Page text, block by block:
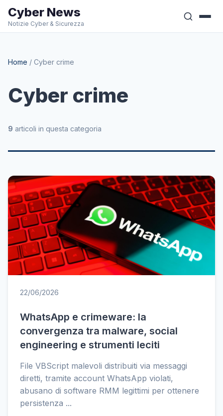
Cyber News
Notizie Cyber & Sicurezza
Home / Cyber crime
Cyber crime
9 articoli in questa categoria
22/06/2026
WhatsApp e crimeware: la
convergenza tra malware, social
engineering e strumenti leciti
File VBScript malevoli distribuiti via messaggi
diretti, tramite account WhatsApp violati,
abusano di software RMM legittimi per ottenere
persistenza ...